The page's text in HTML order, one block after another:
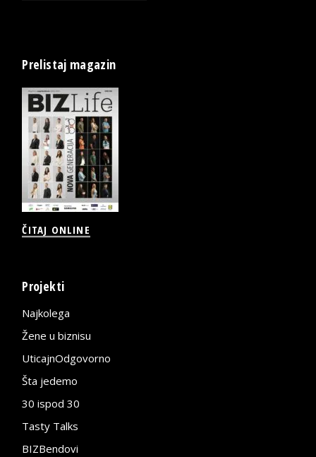
Prelistaj magazin
ČITAJ ONLINE
Projekti
Najkolega
Žene u biznisu
UticajnOdgovorno
Šta jedemo
30 ispod 30
Tasty Talks
BIZBendovi